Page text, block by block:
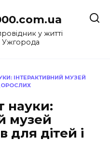
у житті
Ужгорода
ІНТЕРАКТИВНИЙ МУЗЕЙ
науки:
музей
для дітей і